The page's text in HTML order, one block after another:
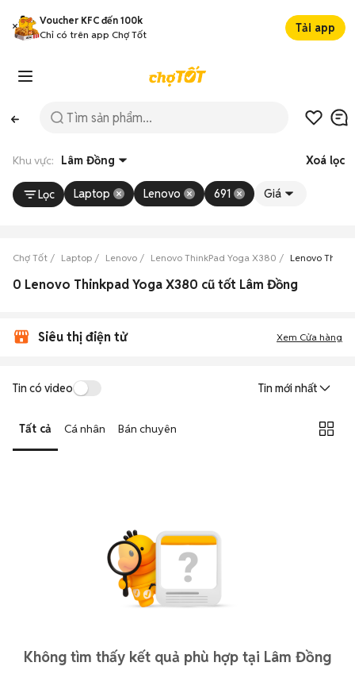
Voucher KFC đến 100k
Chỉ có trên app Chợ Tốt
Tải app
Khu vực: Lâm Đồng Xoá lọc
Lọc Laptop Lenovo 691 Giá
Chợ Tốt Laptop Lenovo Lenovo ThinkPad Yoga X380 Lenovo
0 Lenovo Thinkpad Yoga X380 cũ tốt Lâm Đồng
Siêu thị điện tử Xem Cửa hàng
Tin có video Tin mới nhất
Tất cả Cá nhân Bán chuyên
Không tìm thấy kết quả phù hợp tại Lâm Đồng